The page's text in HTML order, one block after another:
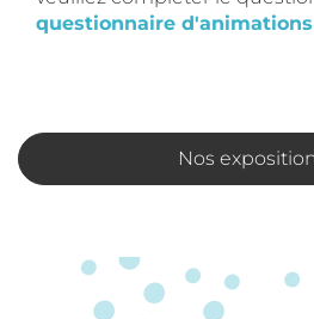
questionnaire d'animations
Nos